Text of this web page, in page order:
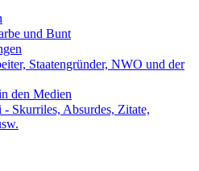
und Bunt
Staatengründer, NWO und der
den Medien
Skurriles, Absurdes, Zitate,